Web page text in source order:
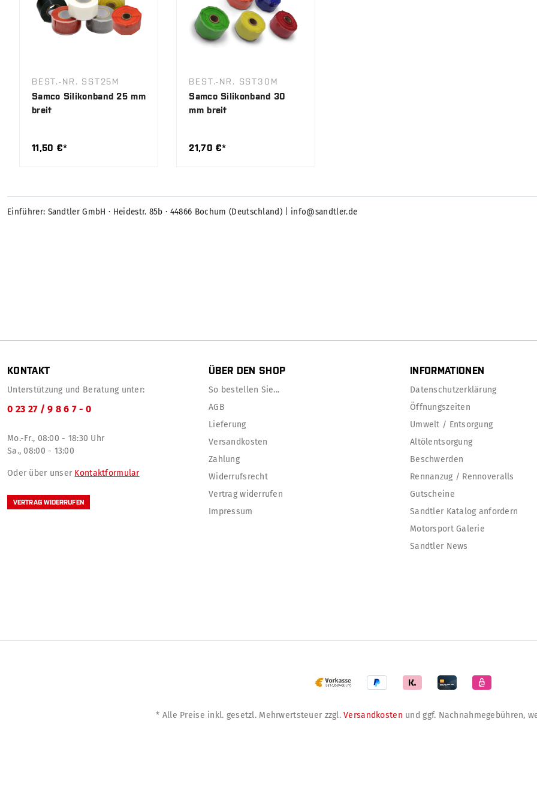
BEST.-NR. SST25M
Samco Silikonband 25 mm
breit
11,50 €*
BEST.-NR. SST30M
Samco Silikonband 30
mm breit
21,70 €*
Einführer: Sandtler GmbH · Heidestr. 85b · 44866 Bochum (Deutschland) | info@sandtler.de
KONTAKT
Unterstützung und Beratung unter:
0 23 27 / 9 8 6 7 - 0
Mo.-Fr., 08:00 - 18:30 Uhr
Sa., 08:00 - 13:00
Oder über unser Kontaktformular
VERTRAG WIDERRUFEN
ÜBER DEN SHOP
So bestellen Sie...
AGB
Lieferung
Versandkosten
Zahlung
Widerrufsrecht
Vertrag widerrufen
Impressum
INFORMATIONEN
Datenschutzerklärung
Öffnungszeiten
Umwelt / Entsorgung
Altölentsorgung
Beschwerden
Rennanzug / Rennoveralls
Gutscheine
Sandtler Katalog anfordern
Motorsport Galerie
Sandtler News
* Alle Preise inkl. gesetzl. Mehrwertsteuer zzgl.Versandkosten und ggf. Nachnahmegebühren,